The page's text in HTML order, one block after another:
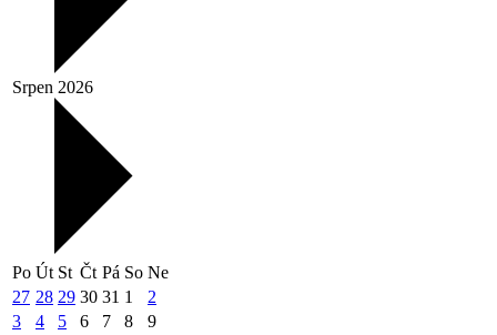
Srpen 2026
Po Út St Čt Pá So Ne
27 28 29 30 31 1
2
3
4 5 6 7 8
9